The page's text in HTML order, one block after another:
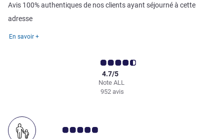
Avis 100% authentiques de nos clients ayant séjourné à cette
adresse
En savoir +
Note ALL
4.7/5
952 avis
Note Avis clients 5.0/5